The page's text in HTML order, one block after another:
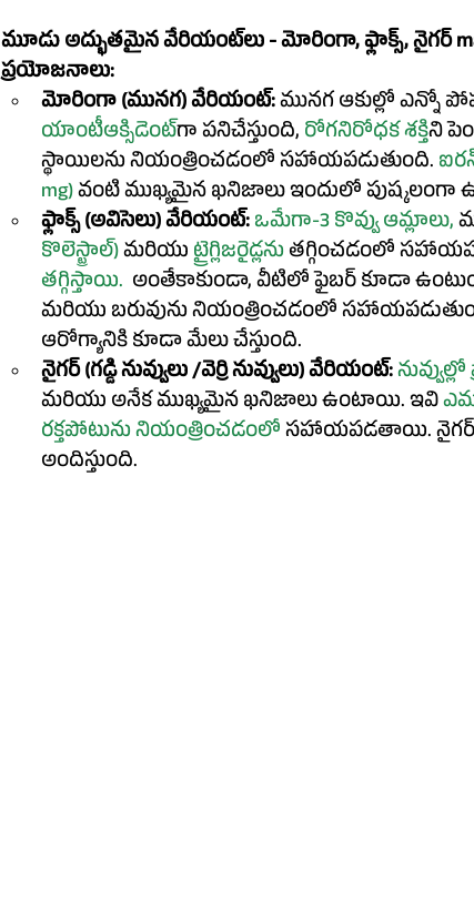
మూడు అద్భుతమైన వేరియంట్‌లు - మోరింగా, ఫ్లాక్స్, నైగర్ magic mixs మరియు వాటి ఆరోగ్య
ప్రయోజనాలు:
మోరింగా (మునగ) వేరియంట్: మునగ ఆకుల్లో ఎన్నో
గా పనిచేస్తుంది, రోగనిరోధక శక్తిని
స్థాయిలను నియంత్రించడంలో సహాయపడుతుంది.
mg)వంటి ముఖ్యమైన ఖనిజాలు ఇందులో
ఫ్లాక్స్ (అవిసెలు) వేరియంట్:ఒమేగా-3 కొవ్వు ఆమ్లాలు,
కొలెస్ట్రాల్) మరియు ట్రైగ్లిజరైడ్లను తగ్గించడంలో
తగ్గిస్తాయి. అంతేకాకుండా, వీటిలో ఫైబర్ కూడా ఉంటుంది,
మరియు బరువును నియంత్రించడంలో
ఆరోగ్యానికి కూడా మేలు చేస్తుంది.
నైగర్ (గడ్డి నువ్వులు /వెర్రి నువ్వులు) వేరియంట్:
మరియు అనేక ముఖ్యమైన ఖనిజాలు ఉంటాయి. ఇవి
రక్తపోటును నియంత్రించడంలో సహాయపడతాయి. నైగర్ సీడ్స్‌లో ఉండే నూనె
అందిస్తుంది.